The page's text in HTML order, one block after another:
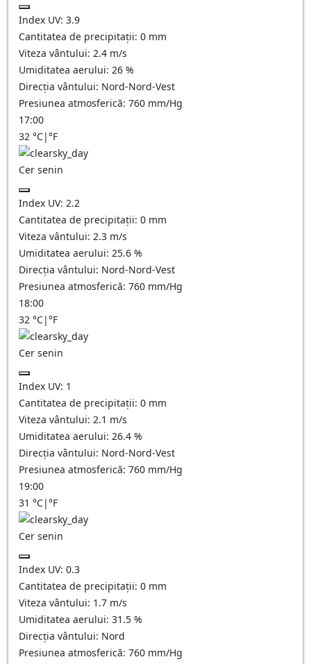
Index UV: 3.9
Cantitatea de precipitații: 0 mm
Viteza vântului: 2.4 m/s
Umiditatea aerului: 26 %
Direcția vântului: Nord-Nord-Vest
Presiunea atmosferică: 760 mm/Hg
17:00
32 °C|°F
Cer senin
Index UV: 2.2
Cantitatea de precipitații: 0 mm
Viteza vântului: 2.3 m/s
Umiditatea aerului: 25.6 %
Direcția vântului: Nord-Nord-Vest
Presiunea atmosferică: 760 mm/Hg
18:00
32 °C|°F
Cer senin
Index UV: 1
Cantitatea de precipitații: 0 mm
Viteza vântului: 2.1 m/s
Umiditatea aerului: 26.4 %
Direcția vântului: Nord-Nord-Vest
Presiunea atmosferică: 760 mm/Hg
19:00
31 °C|°F
Cer senin
Index UV: 0.3
Cantitatea de precipitații: 0 mm
Viteza vântului: 1.7 m/s
Umiditatea aerului: 31.5 %
Direcția vântului: Nord
Presiunea atmosferică: 760 mm/Hg